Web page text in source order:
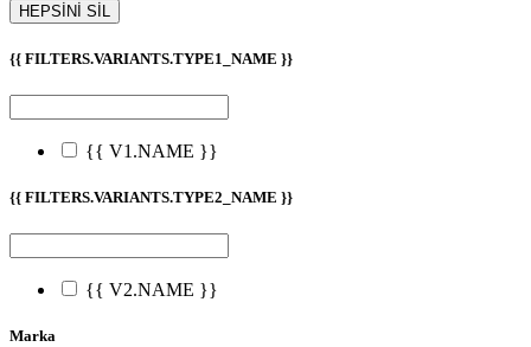
HEPSİNİ SİL
{{ FILTERS.VARIANTS.TYPE1_NAME }}
{{ V1.NAME }}
{{ FILTERS.VARIANTS.TYPE2_NAME }}
{{ V2.NAME }}
Marka